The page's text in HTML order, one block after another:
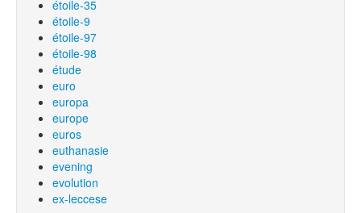
étoile-35
étoile-9
étoile-97
étoile-98
étude
euro
europa
europe
euros
euthanasie
evening
evolution
ex-leccese